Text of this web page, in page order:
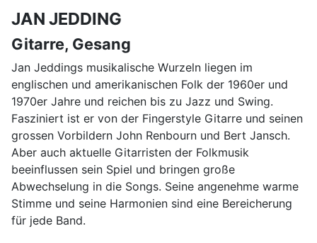
JAN JEDDING
Gitarre, Gesang
Jan Jeddings musikalische Wurzeln liegen im
englischen und amerikanischen Folk der 1960er und
1970er Jahre und reichen bis zu Jazz und Swing.
Fasziniert ist er von der Fingerstyle Gitarre und seinen
grossen Vorbildern John Renbourn und Bert Jansch.
Aber auch aktuelle Gitarristen der Folkmusik
beeinflussen sein Spiel und bringen große
Abwechselung in die Songs. Seine angenehme warme
Stimme und seine Harmonien sind eine Bereicherung
für jede Band.